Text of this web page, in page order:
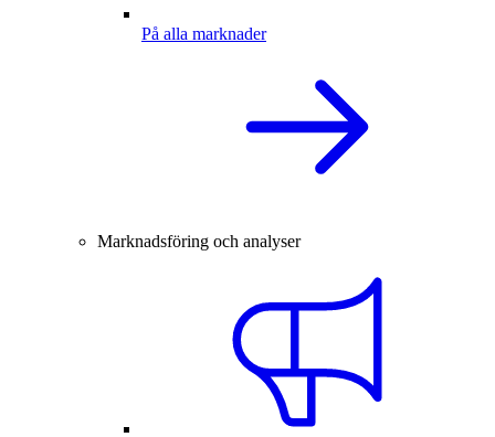
På alla marknader
Marknadsföring och analyser